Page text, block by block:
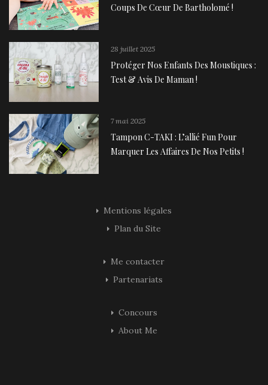
Coups De Cœur De Bartholomé !
28 juillet 2025
Protéger Nos Enfants Des Moustiques :
Test & Avis De Maman !
7 mai 2025
Tampon C-TAKI : L’allié Fun Pour
Marquer Les Affaires De Nos Petits !
Mentions légales
Plan du Site
Me contacter
Partenariats
Concours
About Me